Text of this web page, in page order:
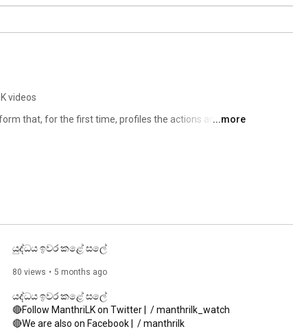
videos
that, for the first time, profiles the actions and
for accountability between MPs and their
transparency and good governance in order to
...more
යුද්ධය ඉවර කළේ සලේ
80 views 5 months ago
යද්ධය ඉවර කළේ සලේ
🔴Follow ManthriLK on Twitter |  / manthrilk_watch
🔴We are also on Facebook |  / manthrilk